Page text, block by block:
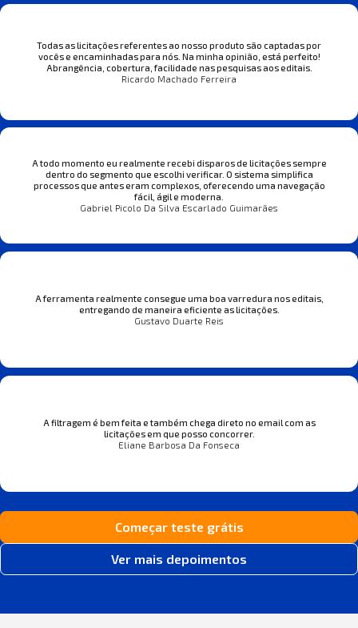
Todas as licitações referentes ao nosso produto são captadas por
vocês e encaminhadas para nós. Na minha opinião, está perfeito!
Abrangência, cobertura, facilidade nas pesquisas aos editais.
Ricardo Machado Ferreira
A todo momento eu realmente recebi disparos de licitações sempre
dentro do segmento que escolhi verificar. O sistema simplifica
processos que antes eram complexos, oferecendo uma navegação
fácil, ágil e moderna.
Gabriel Picolo Da Silva Escarlado Guimarães
A ferramenta realmente consegue uma boa varredura nos editais,
entregando de maneira eficiente as licitações.
Gustavo Duarte Reis
A filtragem é bem feita e também chega direto no email com as
licitações em que posso concorrer.
Eliane Barbosa Da Fonseca
Começar teste grátis
Ver mais depoimentos